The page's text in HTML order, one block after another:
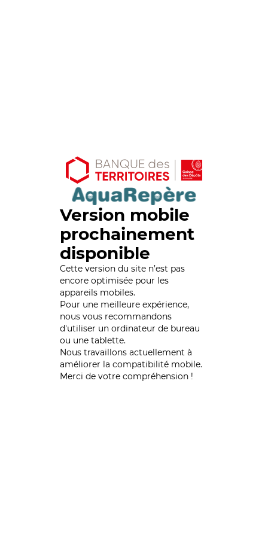
Version mobile
prochainement
disponible
Cette version du site n’est pas
encore optimisée pour les
appareils mobiles.
Pour une meilleure expérience,
nous vous recommandons
d'utiliser un ordinateur de bureau
ou une tablette.
Nous travaillons actuellement à
améliorer la compatibilité mobile.
Merci de votre compréhension !